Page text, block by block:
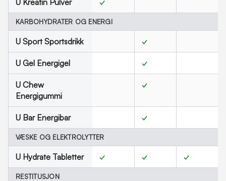
KARBOHYDRATER OG ENERGI
U Sport Sportsdrikk ✓
U Gel Energigel ✓
U Chew
Energigummi
✓
U Bar Energibar ✓
VÆSKE OG ELEKTROLYTTER
U Hydrate Tabletter ✓ ✓ ✓
RESTITUSJON